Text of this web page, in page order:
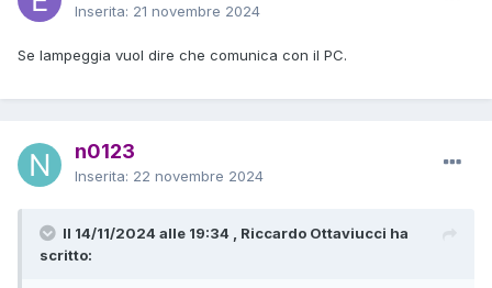
Inserita: 21 novembre 2024
Se lampeggia vuol dire che comunica con il PC.
n0123
Inserita: 22 novembre 2024
Il 14/11/2024 alle 19:34 , Riccardo Ottaviucci ha
scritto: